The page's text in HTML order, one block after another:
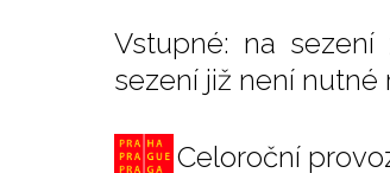
Vstupné: na
sezení již není
Celoroční